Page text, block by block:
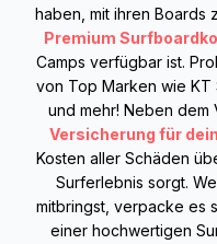
haben, mit ihren Boards
Premium
Camps verfügbar ist.
von Top Marken wie KT
und mehr! Neben
Versicherung für
Kosten aller Schäden
Surferlebnis sorgt.
mitbringst, verpacke es
einer hochwertigen